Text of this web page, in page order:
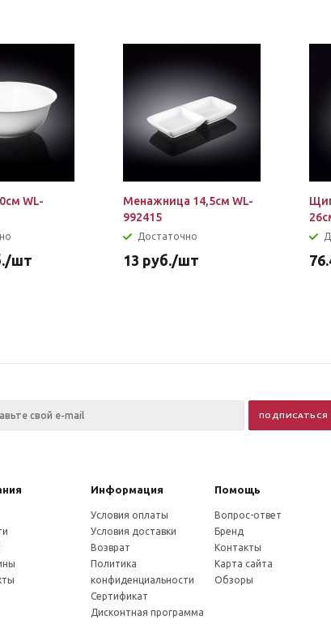
WL-
/шт
Менажница 14,5см WL-
992415
Достаточно
13 руб./шт
Информация Помощь
Условия оплаты
Условия доставки
Возврат
Политика
конфиденциальности
Сертификат
Дисконтная программа
Вопрос-ответ
Бренд
Контакты
Карта сайта
Обзоры